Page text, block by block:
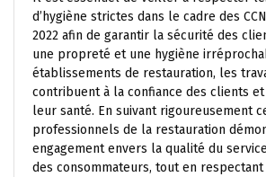
d’hygiène strictes dans le cadre des
2022 afin de garantir la sécurité des
une propreté et une hygiène
établissements de restauration, les
contribuent à la confiance des clients
leur santé. En suivant rigoureusement
professionnels de la restauration
engagement envers la qualité du
des consommateurs, tout en